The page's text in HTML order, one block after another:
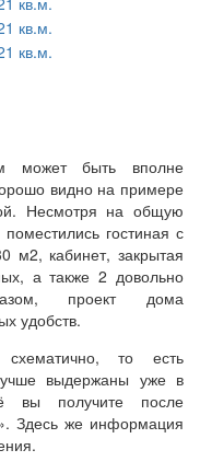
может быть вполне
видно на примере
Несмотря на общую
гостиная с
м2, кабинет, закрытая
а также 2 довольно
проект дома
удобств.
то есть
выдержаны уже в
вы получите после
Здесь же информация